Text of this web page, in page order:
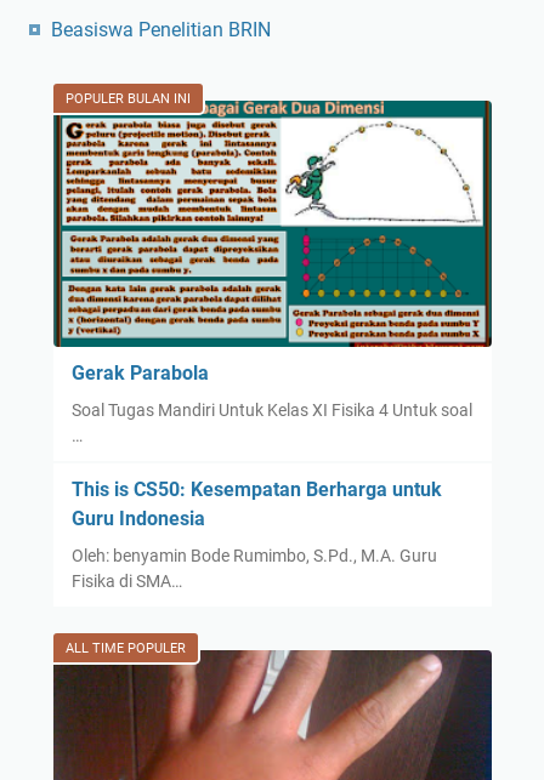
Beasiswa Penelitian BRIN
POPULER BULAN INI
Gerak Parabola
Soal Tugas Mandiri Untuk Kelas XI Fisika 4 Untuk soal
…
This is CS50: Kesempatan Berharga untuk
Guru Indonesia
Oleh: benyamin Bode Rumimbo, S.Pd., M.A. Guru
Fisika di SMA…
ALL TIME POPULER